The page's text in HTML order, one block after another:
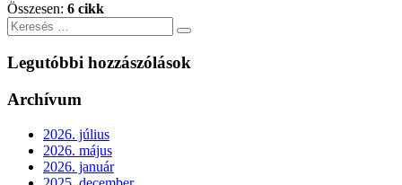
Összesen: 6 cikk
Keresés
Legutóbbi hozzászólások
Archívum
2026. július
2026. május
2026. január